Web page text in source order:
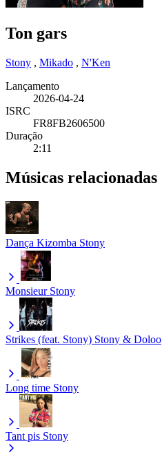
Ton gars
Stony , Mikado , N'Ken
Lançamento
2026-04-24
ISRC
FR8FB2606500
Duração
2:11
Músicas relacionadas
Dança Kizomba Stony
Monsieur Stony
Strikes (feat. Stony) Stony & Doloo
Long time Stony
Tant pis Stony